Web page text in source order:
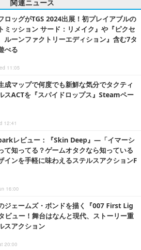
関連ニュース
ロッグがTGS 2024出展！初プレイアブルの
ミッション サード：リメイク』や『ピクセ
ーンファクトリーエディション』含む7タ
べる
11:05
成マップで何度でも新鮮な気分でタクティ
スACTを『スパイドロップス』Steamペー
12:41
レビュー：『Skin Deep』―「イマーシ
て知ってる？ゲームオタクなら知っている
インを手軽に味わえるステルスアクションF
16:00
ジェームズ・ボンドを描く『007 First Lig
ビュー！舞台はなんと現代、ストーリー重
スアクション
20:00